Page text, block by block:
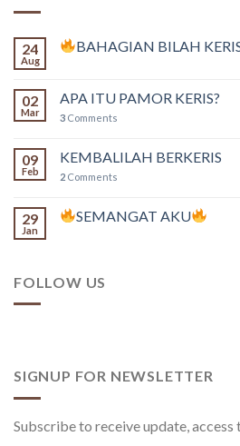
24
Aug
BAHAGIAN BILAH
02
Mar
APA ITU PAMOR KERIS?
3 Comments
09
Feb
KEMBALILAH BERKERIS
2 Comments
29
Jan
SEMANGAT AKU
FOLLOW US
SIGNUP FOR NEWSLETTER
Subscribe to receive update, access